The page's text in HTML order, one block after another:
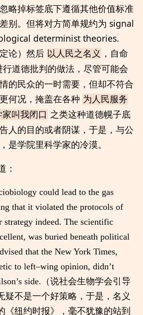
略掉标签底下遵循其他价值标准
别。但将对方简单规约为 signal
determinist theories.
论）然后 以人民之名义 ，自命
行道德批判的做法，尽管可能会
的民众的一时需要，但却不符合
何况，掩盖在各种 为人民服务
叫我闭口 之类这种道德幌子底
人的目的或者阴谋，于是，与公
是学院里科学家的冷漠。
：
could lead to the gas
that it violated the protocols of
strategy indeed. The scientific
was buried beneath political
that the New York Times,
to left–wing opinion, didn’t
side.（说社会生物学会引导
疑不是一个好策略，于是，名义
《纽约时报》，毫不犹豫的站到